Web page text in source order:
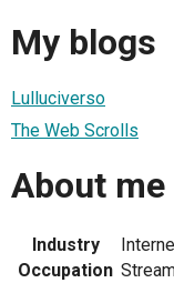
My blogs
Lulluciverso
The Web Scrolls
About me
Industry
Occupation